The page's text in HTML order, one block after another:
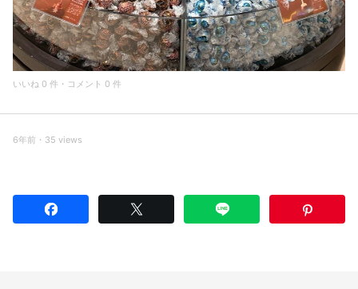
いいね 0 件・コメント 0 件
6年前・35 views